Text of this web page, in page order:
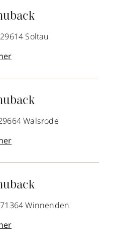
29614 Soltau
Walsrode
71364 Winnenden